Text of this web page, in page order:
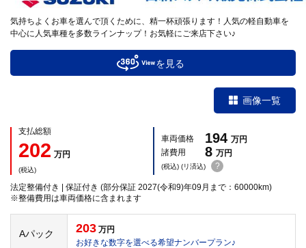
気持ちよくお車を選んで頂くために、精一杯頑張ります！人気の軽自動車を
中心に人気車種を多数ラインナップ！お気軽にご来店下さい♪
を見る
画像一覧
支払総額
202 万円
(税込)
車両価格 194 万円
諸費用
8 万円
(税込) (リ済込) ?
法定整備付き | 保証付き (部分保証 2027(令和9)年09月まで：60000km)
※整備費用は車両価格に含まれます
Aパック 203 万円
お好きな数字を選べる希望ナンバープラン♪